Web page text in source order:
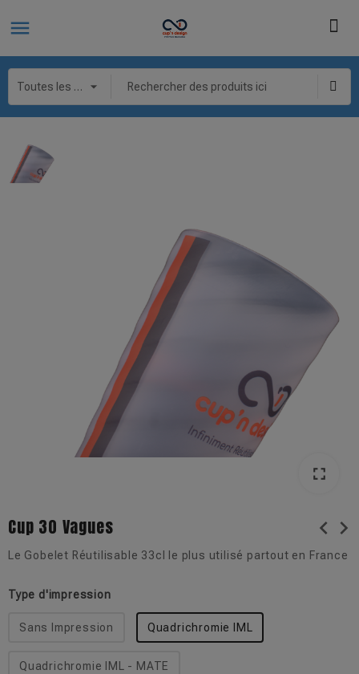
fullscreen
Cup 30 Vagues chevron_left chevron_right
Le Gobelet Réutilisable 33cl le plus utilisé partout en France
Type d'impression
Sans Impression Quadrichromie IML
Quadrichromie IML - MATE